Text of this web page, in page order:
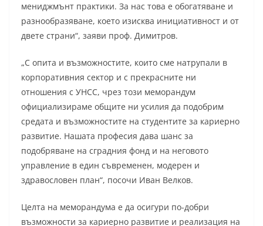
мениджмънт практики. За нас това е обогатяване и
разнообразяване, което изисква инициативност и от
двете страни“, заяви проф. Димитров.
„С опита и възможностите, които сме натрупали в
корпоративния сектор и с прекрасните ни
отношения с УНСС, чрез този меморандум
официализираме общите ни усилия да подобрим
средата и възможностите на студентите за кариерно
развитие. Нашата професия дава шанс за
подобряване на сградния фонд и на неговото
управление в един съвременен, модерен и
здравословен план“, посочи Иван Велков.
Целта на меморандума е да осигури по-добри
възможности за кариерно развитие и реализация на